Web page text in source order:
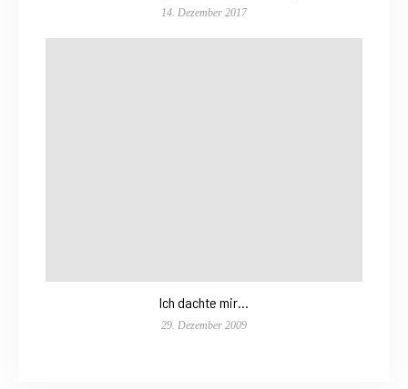
14. Dezember 2017
Ich dachte mir…
29. Dezember 2009